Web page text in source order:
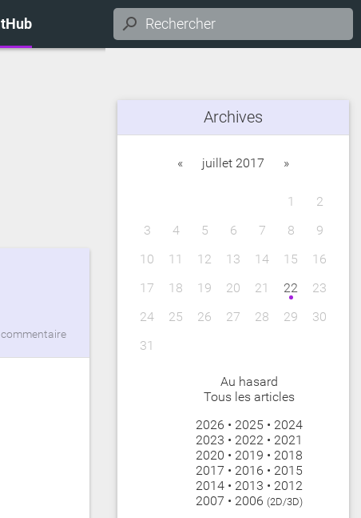
Archives
« juillet 2017 »
1
2
3
4 5 6 7 8
9
10
11 12 13 14 15
16
17
18 19 20 21 22
23
24
25 26 27 28 29
30
31
Au hasard
Tous les articles
2026 • 2025 • 2024
2023 • 2022 • 2021
2020 • 2019 • 2018
2017 • 2016 • 2015
2014 • 2013 • 2012
2007 • 2006 (2D/3D)